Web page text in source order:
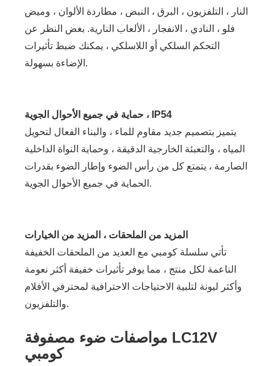
النار ، التلفزيون ، البرق ، النبض ، مطاردة الألوان ، وميض
فلو ، النادي ، الانفجار ، الألعاب النارية. بغض النظر عن
التحكم السلكي أو اللاسلكي ، يمكنك ضبط تأثيرات
الإضاءة بسهولة.
حماية في جميع الأحوال الجوية ، IP54
يتميز بتصميم جديد مقاوم للماء ، والبناء الفعال لتحويل
المياه ، والتعبئة الخارجية الدقيقة ، وحماية النواة الداخلية
الصارمة ، يتمتع كل من رأس الضوء وإطار الضوء بقدرات
الحماية في جميع الأحوال الجوية.
المزيد من الملحقات ، المزيد من الخيارات
تأتي سلسلة كومبي مع العديد من الملحقات الخفيفة
الناعمة لكل منتج ، مما يوفر تأثيرات خفيفة أكثر نعومة
وأكثر ليونة لتلبية الاحتياجات الاحترافية لمحترفي الأفلام
والتلفزيون.
مواصفات ضوء مصفوفة LC12V
كومبي